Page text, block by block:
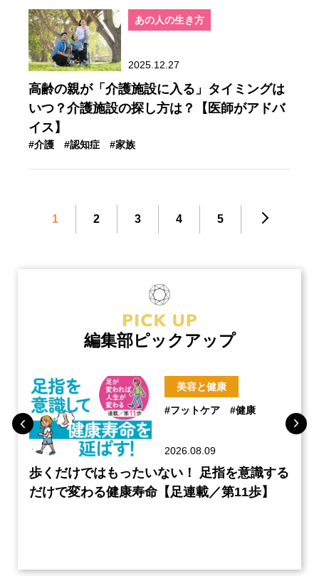
あの人の生き方
2025.12.27
高齢の親が「介護施設に入る」タイミングは
いつ？介護施設の探し方は？【医師がアドバ
イス】
#介護 #認知症 #家族
1 2 3 4 5
編集部ピックアップ
美容と健康
#フットケア #健康
2026.08.09
歩くだけではもったいない！ 足指を意識する
だけで変わる健康寿命【足連載／第11歩】